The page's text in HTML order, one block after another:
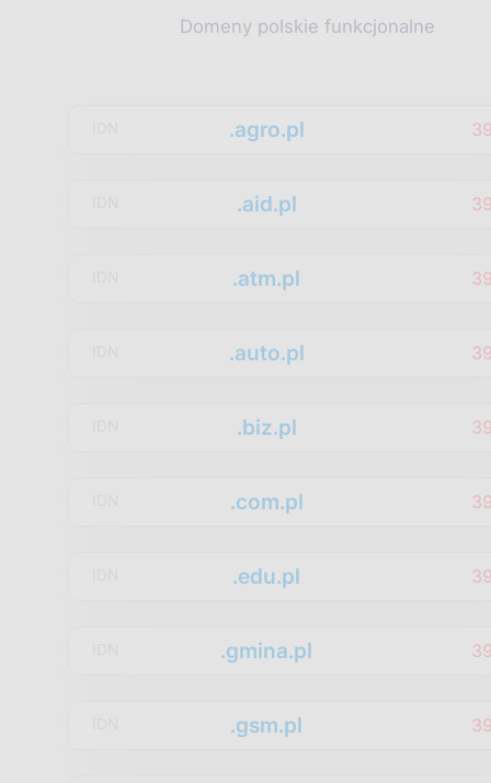
Domeny polskie funkcjonalne
.agro.pl
.aid.pl
.atm.pl
.auto.pl
.biz.pl
.com.pl
.edu.pl
.gmina.pl
.gsm.pl